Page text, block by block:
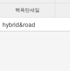
핵폭탄세일
hybrid&road